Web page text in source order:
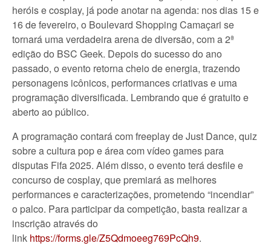
heróis e cosplay, já pode anotar na agenda: nos dias 15 e
16 de fevereiro, o Boulevard Shopping Camaçari se
tornará uma verdadeira arena de diversão, com a 2ª
edição do BSC Geek. Depois do sucesso do ano
passado, o evento retorna cheio de energia, trazendo
personagens icônicos, performances criativas e uma
programação diversificada. Lembrando que é gratuito e
aberto ao público.
A programação contará com freeplay de Just Dance, quiz
sobre a cultura pop e área com vídeo games para
disputas Fifa 2025. Além disso, o evento terá desfile e
concurso de cosplay, que premiará as melhores
performances e caracterizações, prometendo “incendiar”
o palco. Para participar da competição, basta realizar a
inscrição através do
link https://forms.gle/Z5Qdmoeeg769PcQh9.